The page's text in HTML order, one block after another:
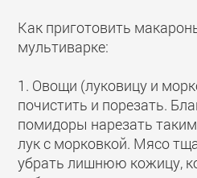
Как приготовить
мультиварке:
1. Овощи (луковицу и
почистить и порезать.
помидоры нарезать
лук с морковкой. Мясо
убрать лишнюю кожицу,